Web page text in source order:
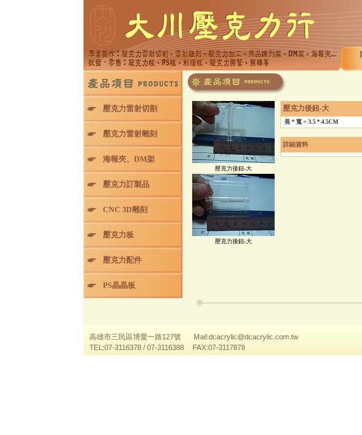
壓克力雷射切割
壓克力雷射雕刻
海報夾、DM架
壓克力訂製品
CNC 3D雕刻
壓克力板
壓克力配件
PS晶晶板
壓克力後鈕-大
壓克力後鈕-大
壓克力後鈕-大
長 * 寬 = 3.5 * 4.5CM
詳細資料
高雄市三民區博愛一路127號 Mail:dcacrylic@dcacrylic.com.tw
TEL:07-3116378 / 07-3116388
FAX:07-3117878